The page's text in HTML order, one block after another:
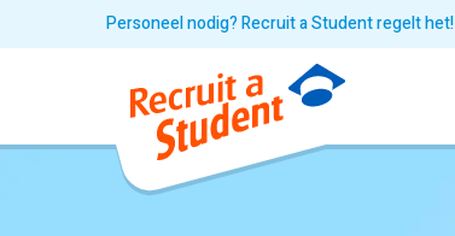
Personeel nodig? Recruit a Student regelt het!